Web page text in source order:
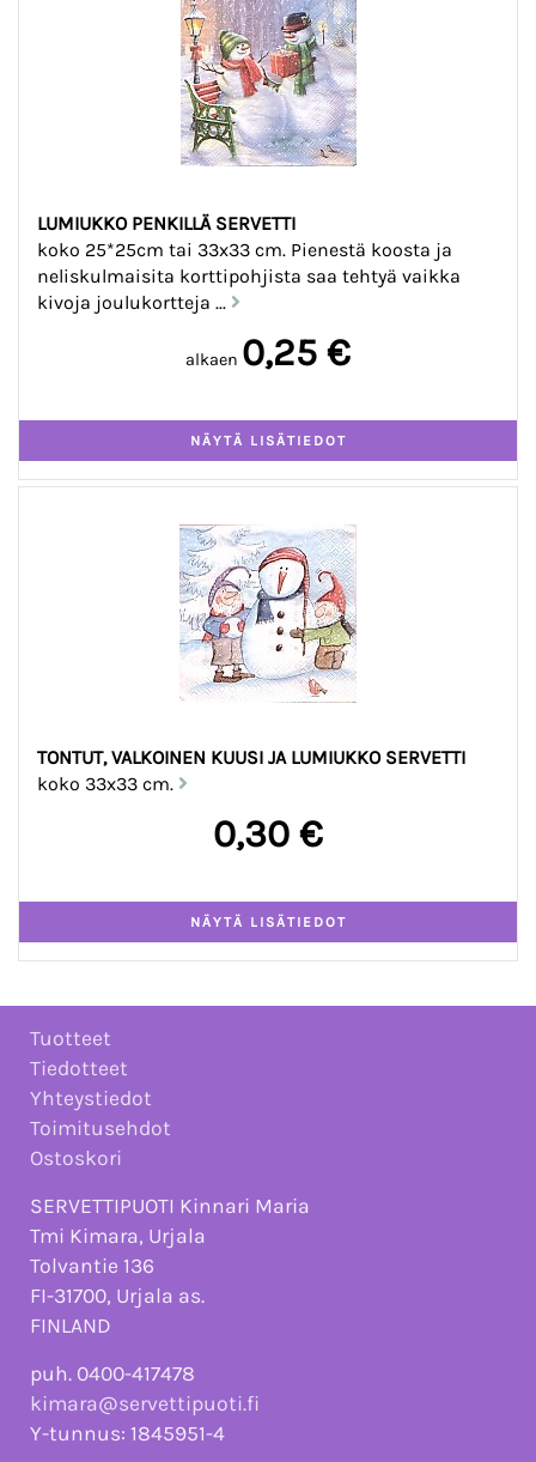
LUMIUKKO PENKILLÄ SERVETTI
koko 25*25cm tai 33x33 cm. Pienestä koosta ja
neliskulmaisita korttipohjista saa tehtyä vaikka
kivoja joulukortteja ...
alkaen 0,25 €
TONTUT, VALKOINEN KUUSI JA LUMIUKKO SERVETTI
koko 33x33 cm.
0,30 €
Tuotteet
Tiedotteet
Yhteystiedot
Toimitusehdot
Ostoskori
SERVETTIPUOTI Kinnari Maria
Tmi Kimara, Urjala
Tolvantie 136
FI-31700, Urjala as.
FINLAND
puh. 0400-417478
kimara@servettipuoti.fi
Y-tunnus: 1845951-4